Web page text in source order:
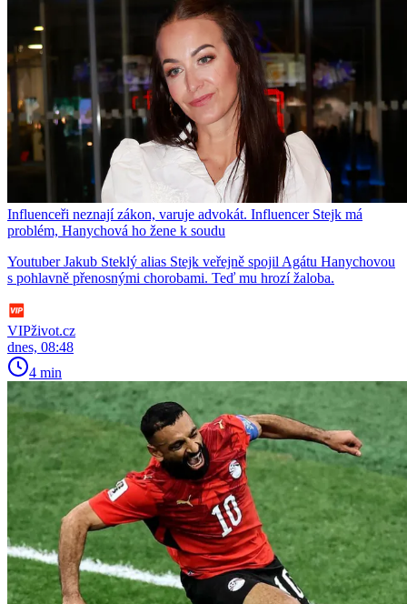
Influenceři neznají zákon, varuje advokát. Influencer Stejk má
problém, Hanychová ho žene k soudu
Youtuber Jakub Steklý alias Stejk veřejně spojil Agátu Hanychovou
s pohlavně přenosnými chorobami. Teď mu hrozí žaloba.
VIPživot.cz
dnes, 08:48
4 min